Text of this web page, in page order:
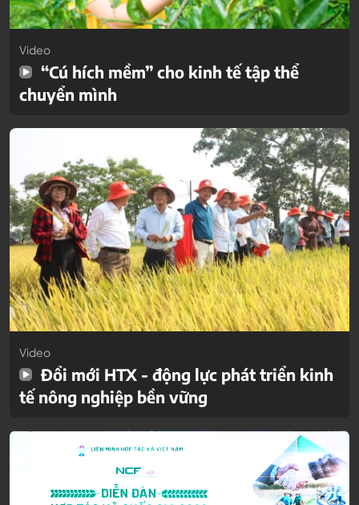
Video
“Cú hích mềm” cho kinh tế tập thể
chuyển mình
Video
Đổi mới HTX - động lực phát triển kinh
tế nông nghiệp bền vững